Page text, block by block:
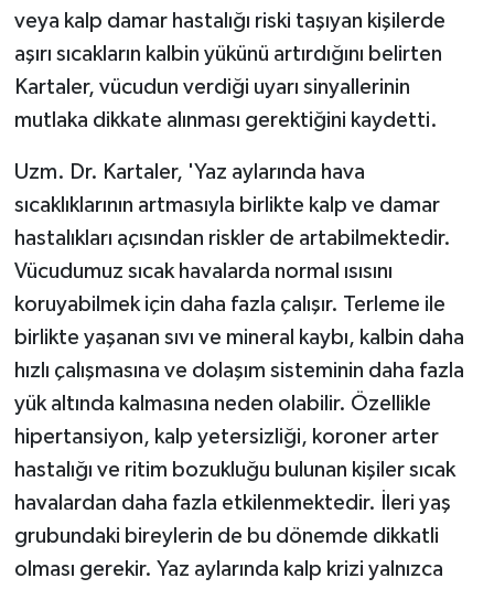
veya kalp damar hastalığı riski taşıyan kişilerde
aşırı sıcakların kalbin yükünü artırdığını belirten
Kartaler, vücudun verdiği uyarı sinyallerinin
mutlaka dikkate alınması gerektiğini kaydetti.
Uzm. Dr. Kartaler, 'Yaz aylarında hava
sıcaklıklarının artmasıyla birlikte kalp ve damar
hastalıkları açısından riskler de artabilmektedir.
Vücudumuz sıcak havalarda normal ısısını
koruyabilmek için daha fazla çalışır. Terleme ile
birlikte yaşanan sıvı ve mineral kaybı, kalbin daha
hızlı çalışmasına ve dolaşım sisteminin daha fazla
yük altında kalmasına neden olabilir. Özellikle
hipertansiyon, kalp yetersizliği, koroner arter
hastalığı ve ritim bozukluğu bulunan kişiler sıcak
havalardan daha fazla etkilenmektedir. İleri yaş
grubundaki bireylerin de bu dönemde dikkatli
olması gerekir. Yaz aylarında kalp krizi yalnızca